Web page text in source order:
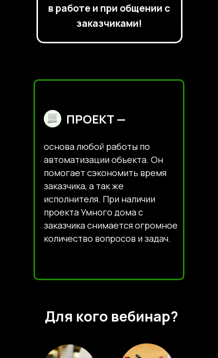
в работе и при общении с
заказчиками!
ПРОЕКТ —
основа любой работы по
автоматизации объекта. Он
помогает сэкономить время
заказчика, а так же
исполнителя. При наличии
проекта Умного дома с
заказчика снимается огромное
количество вопросов и задач.
Для кого вебинар?